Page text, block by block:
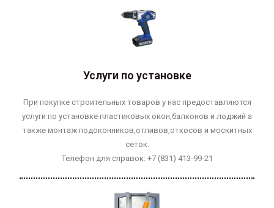
Услуги по установке
При покупке строительных товаров у нас предоставляются
услуги по установке пластиковых окон,балконов и лоджий а
также монтаж подоконников,отливов,откосов и москитных
сеток.
Телефон для справок: +7 (831) 413-99-21